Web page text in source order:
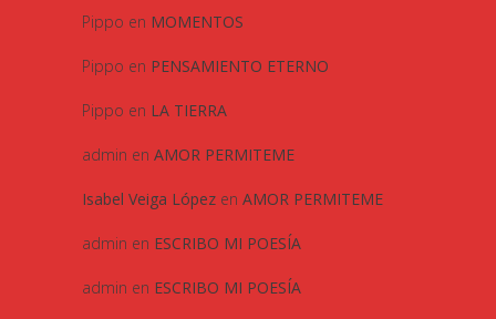
Pippo en MOMENTOS
Pippo en PENSAMIENTO ETERNO
Pippo en LA TIERRA
admin en AMOR PERMITEME
Isabel Veiga López en AMOR PERMITEME
admin en ESCRIBO MI POESÍA
admin en ESCRIBO MI POESÍA